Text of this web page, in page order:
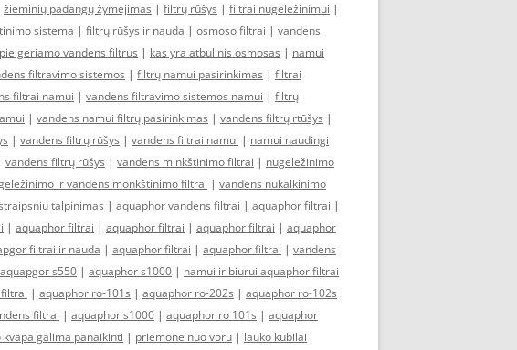
žieminių padangų žymėjimas | filtrų rūšys | filtrai nugeležinimui |
sistema | filtrų rūšys ir nauda | osmoso filtrai | vandens
geriamo vandens filtrus | kas yra atbulinis osmosas | namui
filtravimo sistemos | filtrų namui pasirinkimas | filtrai
filtrai namui | vandens filtravimo sistemos namui | filtrų
| vandens namui filtrų pasirinkimas | vandens filtrų rtūšys |
| vandens filtrų rūšys | vandens filtrai namui | namui naudingi
vandens filtrų rūšys | vandens minkštinimo filtrai | nugeležinimo
ir vandens monkštinimo filtrai | vandens nukalkinimo
talpinimas | aquaphor vandens filtrai | aquaphor filtrai |
| aquaphor filtrai | aquaphor filtrai | aquaphor filtrai | aquaphor
filtrai ir nauda | aquaphor filtrai | aquaphor filtrai | vandens
aquapgor s550 | aquaphor s1000 | namui ir biurui aquaphor filtrai
| aquaphor ro-101s | aquaphor ro-202s | aquaphor ro-102s
filtrai | aquaphor s1000 | aquaphor ro 101s | aquaphor
kvapa galima panaikinti | priemone nuo voru | lauko kubilai